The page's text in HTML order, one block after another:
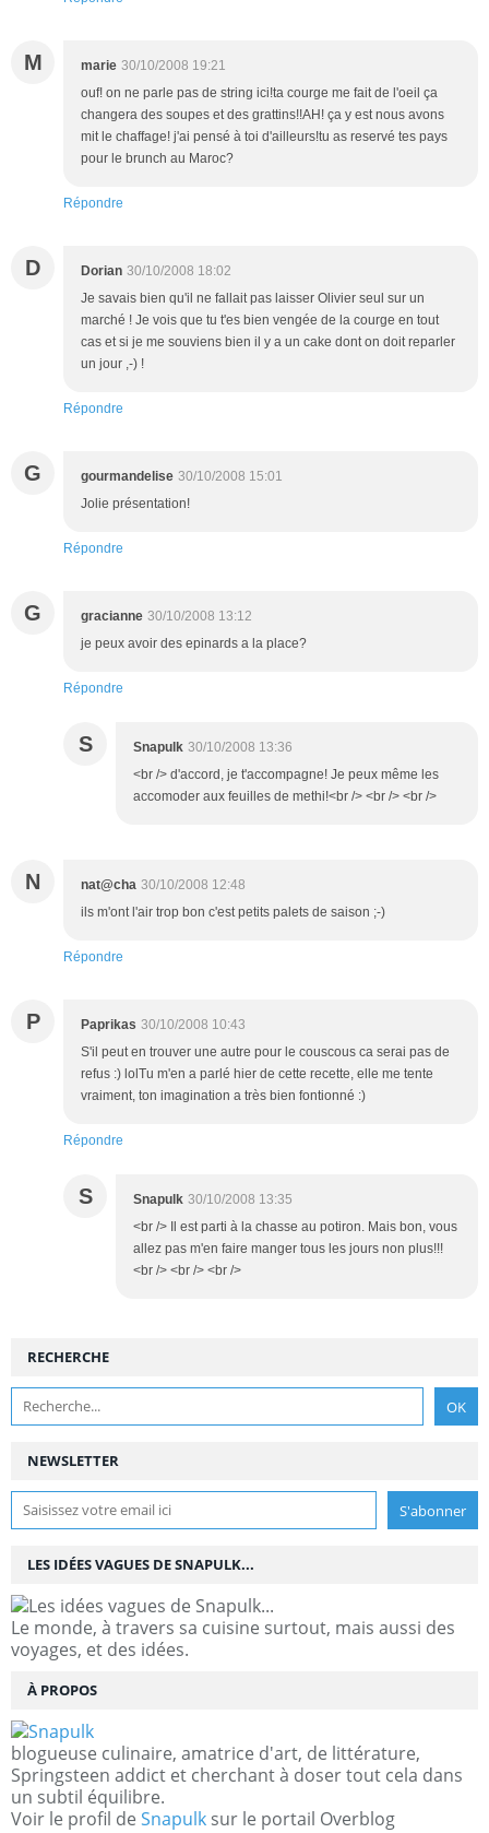
M marie 30/10/2008 19:21
ouf! on ne parle pas de string ici!ta courge me fait de l'oeil ça
changera des soupes et des grattins!!AH! ça y est nous avons
mit le chaffage! j'ai pensé à toi d'ailleurs!tu as reservé tes pays
pour le brunch au Maroc?
Répondre
D Dorian 30/10/2008 18:02
Je savais bien qu'il ne fallait pas laisser Olivier seul sur un
marché ! Je vois que tu t'es bien vengée de la courge en tout
cas et si je me souviens bien il y a un cake dont on doit reparler
un jour ,-) !
Répondre
G gourmandelise 30/10/2008 15:01
Jolie présentation!
Répondre
G gracianne 30/10/2008 13:12
je peux avoir des epinards a la place?
Répondre
S Snapulk 30/10/2008 13:36
<br /> d'accord, je t'accompagne! Je peux même les
accomoder aux feuilles de methi!<br /> <br /> <br />
N nat@cha 30/10/2008 12:48
ils m'ont l'air trop bon c'est petits palets de saison ;-)
Répondre
P Paprikas 30/10/2008 10:43
S'il peut en trouver une autre pour le couscous ca serai pas de
refus :) lolTu m'en a parlé hier de cette recette, elle me tente
vraiment, ton imagination a très bien fontionné :)
Répondre
S Snapulk 30/10/2008 13:35
<br /> Il est parti à la chasse au potiron. Mais bon, vous
allez pas m'en faire manger tous les jours non plus!!!
<br /> <br /> <br />
NEWSLETTER
RECHERCHE
LES IDÉES VAGUES DE SNAPULK...
Le monde, à travers sa cuisine surtout, mais aussi des
voyages, et des idées.
À PROPOS
blogueuse culinaire, amatrice d'art, de littérature,
Springsteen addict et cherchant à doser tout cela dans
un subtil équilibre.
Voir le profil de Snapulk sur le portail Overblog